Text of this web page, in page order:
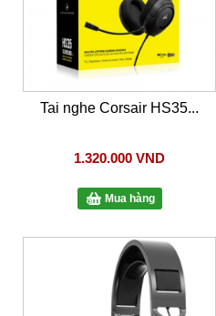
Tai nghe Corsair HS35...
1.320.000 VND
Mua hàng